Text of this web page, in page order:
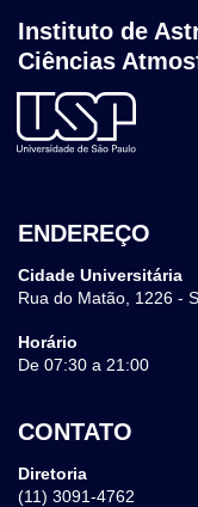
Instituto de
Ciências
ENDEREÇO
Cidade Universitária
Rua do Matão, 1226 -
Horário
De 07:30 a 21:00
CONTATO
Diretoria
(11) 3091-4762